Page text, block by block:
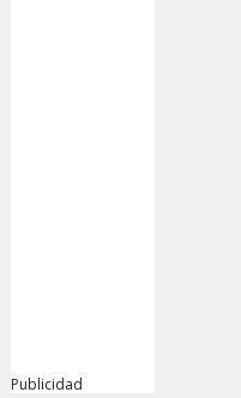
Publicidad